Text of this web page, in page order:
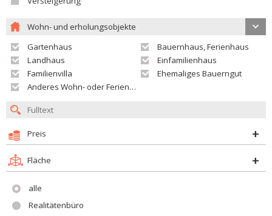
Wohn- und erholungsobjekte
Gartenhaus
Bauernhaus, Ferienhaus
Landhaus
Einfamilienhaus
Familienvilla
Ehemaliges Bauerngut
Anderes Wohn- oder Ferienobjekt
Preis
Fläche
alle
Realitätenbüro